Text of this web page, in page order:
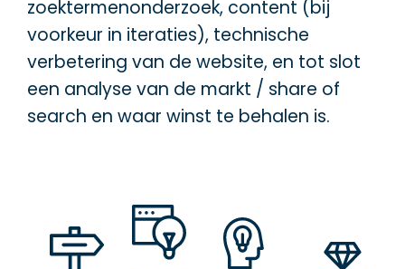
zoektermenonderzoek, content (bij
voorkeur in iteraties), technische
verbetering van de website, en tot slot
een analyse van de markt / share of
search en waar winst te behalen is.